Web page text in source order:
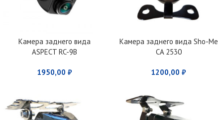
Камера заднего вида
ASPECT RC-9B
1950,00 ₽
Камера заднего вида Sho-Me
CA 2530
1200,00 ₽